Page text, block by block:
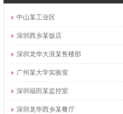
中山某工业区
深圳西乡某饭店
深圳龙华大浪某售楼部
广州某大学实验室
深圳福田某监控室
深圳龙华西乡某餐厅